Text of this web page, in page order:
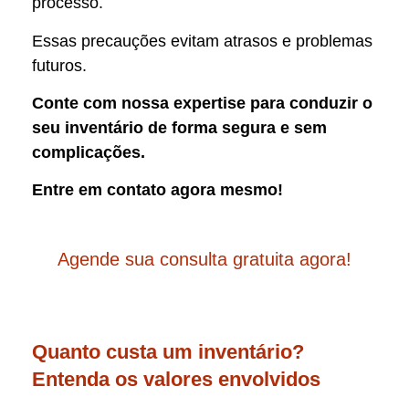
Essas precauções evitam atrasos e problemas
futuros.
Conte com nossa expertise para conduzir o
seu inventário de forma segura e sem
complicações.
Entre em contato agora mesmo!
Agende sua consulta gratuita agora!
Quanto custa um inventário?
Entenda os valores envolvidos